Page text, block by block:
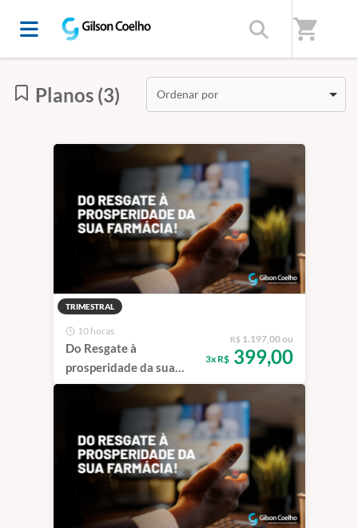
shopping_cart
Início/Categorias UNIVERSIDADE CORPORATIVA
Planos (3) Ordenar por
TRIMESTRAL
10 horas
Do Resgate à
prosperidade da sua
farmácia - Trimestral
R$ 1.197,00 ou
3x R$399,00